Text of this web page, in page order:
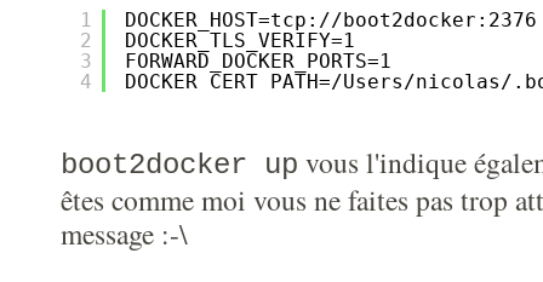
1
2
3
4
DOCKER_HOST=tcp: //boot2docker :2376
DOCKER_TLS_VERIFY=1
FORWARD_DOCKER_PORTS=1
DOCKER_CERT_PATH=/Users/nicolas/
boot2docker up vous l'indique
êtes comme moi vous ne faites pas trop
message :-\